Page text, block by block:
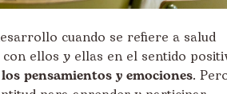
cuando se refiere a salud
ellos y ellas en el sentido
pensamientos y emociones.